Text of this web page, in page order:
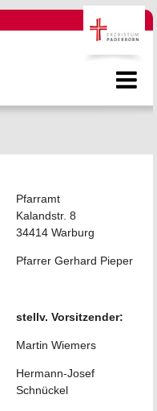
Pfarramt
Kalandstr. 8
34414 Warburg
Pfarrer Gerhard Pieper
stellv. Vorsitzender:
Martin Wiemers
Hermann-Josef
Schnückel